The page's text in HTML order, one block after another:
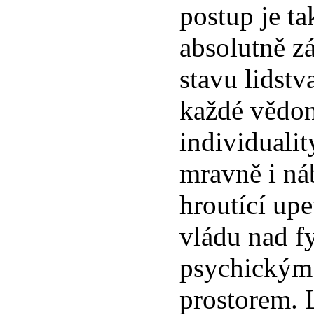
postup je
absolutně
stavu
každé
mravně i
hroutící
vládu nad
prostorem.